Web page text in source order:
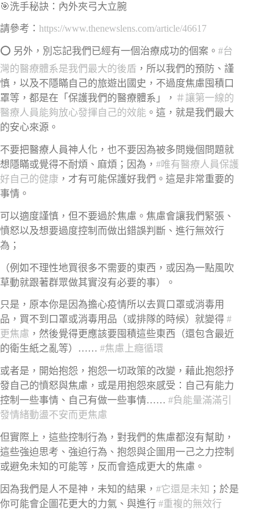
🎯洗手秘訣：內外夾弓大立腕
請參考： https://www.thenewslens.com/article/46617
⭕ 另外，別忘記我們已經有一個治療成功的個案。 #台
灣的醫療體系是我們最大的後盾 ，所以我們的預防、謹
慎，以及不隱瞞自己的旅遊出國史，不過度焦慮囤積口
罩等，都是在「保護我們的醫療體系」， ＃讓第一線的
醫療人員能夠放心發揮自己的效能 。這，就是我們最大
的安心來源。
不要把醫療人員神人化，也不要因為被多問幾個問題就
想隱瞞或覺得不耐煩、麻煩；因為， #唯有醫療人員保護
好自己的健康 ，才有可能保護好我們。這是非常重要的
事情。
可以適度謹慎，但不要過於焦慮。焦慮會讓我們緊張、
憤怒以及想要過度控制而做出錯誤判斷、進行無效行
為；
（例如不理性地買很多不需要的東西，或因為一點風吹
草動就跟著群眾做其實沒有必要的事）。
只是，原本你是因為擔心疫情所以去買口罩或消毒用
品，買不到口罩或消毒用品（或排隊的時候）就變得 #
更焦慮 ，然後覺得更應該要囤積這些東西（還包含最近
的衛生紙之亂等）…… #焦慮上癮循環
或者是，開始抱怨，抱怨一切政策的改變，藉此抱怨抒
發自己的憤怒與焦慮，或是用抱怨來感受：自己有能力
控制一些事情、自己有做一些事情…… #負能量滿滿引
發情緒動盪不安而更焦慮
但實際上，這些控制行為，對我們的焦慮都沒有幫助，
這些強迫思考、強迫行為、抱怨與企圖用一己之力控制
或避免未知的可能等，反而會造成更大的焦慮。
因為我們是人不是神，未知的結果， #它還是未知 ；於是
你可能會企圖花更大的力氣、與進行 #重複的無效行